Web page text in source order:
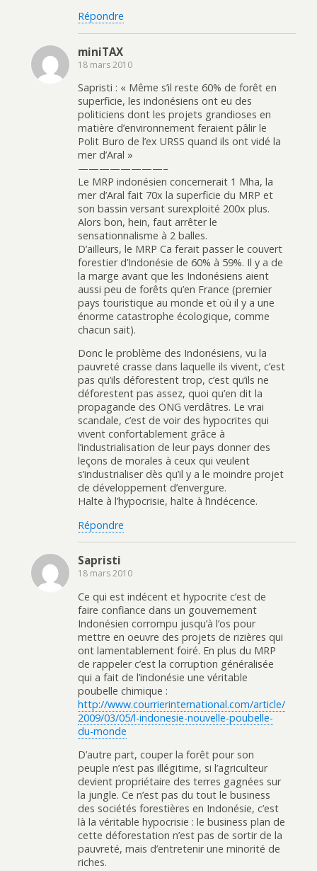
Répondre
miniTAX
18 mars 2010
Sapristi : « Même s’il reste 60% de forêt en
superficie, les indonésiens ont eu des
politiciens dont les projets grandioses en
matière d’environnement feraient pâlir le
Polit Buro de l’ex URSS quand ils ont vidé la
mer d’Aral »
————————–
Le MRP indonésien concernerait 1 Mha, la
mer d’Aral fait 70x la superficie du MRP et
son bassin versant surexploité 200x plus.
Alors bon, hein, faut arrêter le
sensationnalisme à 2 balles.
D’ailleurs, le MRP Ca ferait passer le couvert
forestier d’Indonésie de 60% à 59%. Il y a de
la marge avant que les Indonésiens aient
aussi peu de forêts qu’en France (premier
pays touristique au monde et où il y a une
énorme catastrophe écologique, comme
chacun sait).
Donc le problème des Indonésiens, vu la
pauvreté crasse dans laquelle ils vivent, c’est
pas qu’ils déforestent trop, c’est qu’ils ne
déforestent pas assez, quoi qu’en dit la
propagande des ONG verdâtres. Le vrai
scandale, c’est de voir des hypocrites qui
vivent confortablement grâce à
l’industrialisation de leur pays donner des
leçons de morales à ceux qui veulent
s’industrialiser dès qu’il y a le moindre projet
de développement d’envergure.
Halte à l’hypocrisie, halte à l’indécence.
Répondre
Sapristi
18 mars 2010
Ce qui est indécent et hypocrite c’est de
faire confiance dans un gouvernement
Indonésien corrompu jusqu’à l’os pour
mettre en oeuvre des projets de rizières qui
ont lamentablement foiré. En plus du MRP
de rappeler c’est la corruption généralisée
qui a fait de l’indonésie une véritable
poubelle chimique :
http://www.courrierinternational.com/article/
2009/03/05/l-indonesie-nouvelle-poubelle-
du-monde
D’autre part, couper la forêt pour son
peuple n’est pas illégitime, si l’agriculteur
devient propriétaire des terres gagnées sur
la jungle. Ce n’est pas du tout le business
des sociétés forestières en Indonésie, c’est
là la véritable hypocrisie : le business plan de
cette déforestation n’est pas de sortir de la
pauvreté, mais d’entretenir une minorité de
riches.